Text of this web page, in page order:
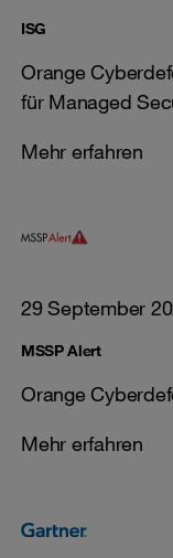
ISG
Orange
für Managed
Mehr erfahren
29 September
MSSP Alert
Orange
Mehr erfahren